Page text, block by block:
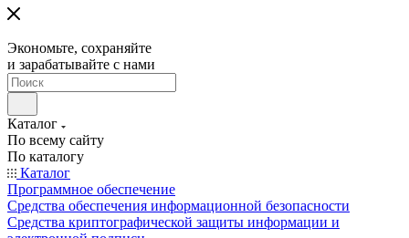
Экономьте, сохраняйте
и зарабатывайте с нами
Каталог
По всему сайту
По каталогу
Каталог
Программное обеспечение
Средства обеспечения информационной безопасности
Средства криптографической защиты информации и